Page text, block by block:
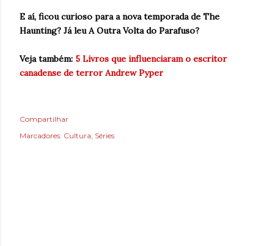
E aí, ficou curioso para a nova temporada de The
Haunting? Já leu A Outra Volta do Parafuso?
Veja também: 5 Livros que influenciaram o escritor
canadense de terror Andrew Pyper
Compartilhar
Marcadores: Cultura Séries